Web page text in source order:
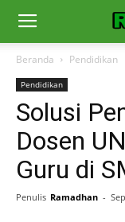
Beranda Pendidikan
Pendidikan
Solusi
Dosen
Guru di
Penulis Ramadhan -